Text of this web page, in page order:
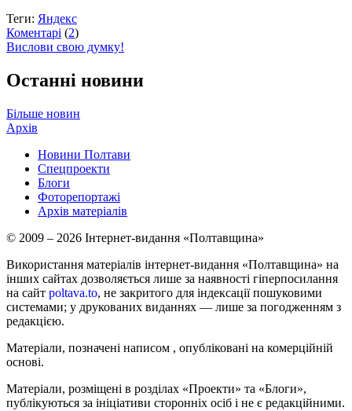
Теги: Яндекс
Коментарі (2)
Вислови свою думку!
Останні новини
Більше новин
Архів
Новини Полтави
Спецпроекти
Блоги
Фоторепортажі
Архів матеріалів
© 2009 – 2026 Інтернет-видання «Полтавщина»
Використання матеріалів інтернет-видання «Полтавщина» на
інших сайтах дозволяється лише за наявності гіперпосилання
на сайт poltava.to, не закритого для індексації пошуковими
системами; у друкованих виданнях — лише за погодженням з
редакцією.
Матеріали, позначені написом , опубліковані на комерційній
основі.
Матеріали, розміщені в розділах «Проекти» та «Блоги»,
публікуються за ініціативи сторонніх осіб і не є редакційними.